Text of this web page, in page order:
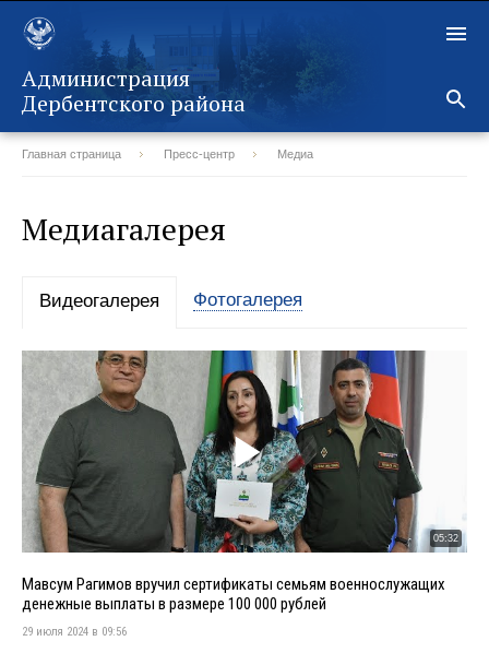
Администрация
Дербентского района
Главная страница Пресс-центр Медиа
Медиагалерея
Видеогалерея Фотогалерея
05:32
Мавсум Рагимов вручил сертификаты семьям военнослужащих
денежные выплаты в размере 100 000 рублей
29 июля 2024 в 09:56